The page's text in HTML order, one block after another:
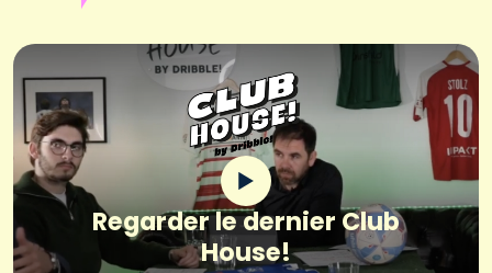
Regarder le dernier Club
House!